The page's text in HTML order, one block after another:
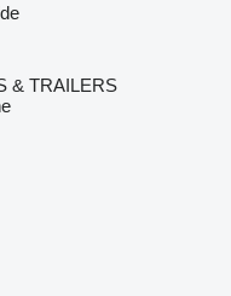
& TRAILERS